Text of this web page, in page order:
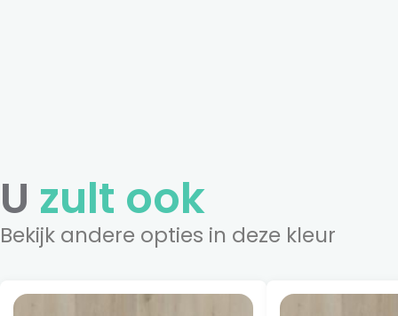
U zult ook
Bekijk andere opties in deze kleur